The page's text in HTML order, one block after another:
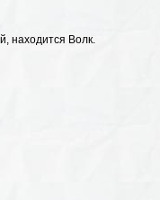
находится Волк.